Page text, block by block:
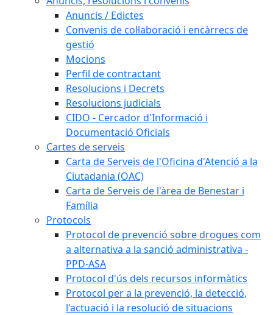
Anuncis / Edictes
Convenis de col·laboració i encàrrecs de
gestió
Mocions
Perfil de contractant
Resolucions i Decrets
Resolucions judicials
CIDO - Cercador d'Informació i
Documentació Oficials
Cartes de serveis
Carta de Serveis de l'Oficina d'Atenció a la
Ciutadania (OAC)
Carta de Serveis de l'àrea de Benestar i
Família
Protocols
Protocol de prevenció sobre drogues com
a alternativa a la sanció administrativa -
PPD-ASA
Protocol d'ús dels recursos informàtics
Protocol per a la prevenció, la detecció,
l'actuació i la resolució de situacions